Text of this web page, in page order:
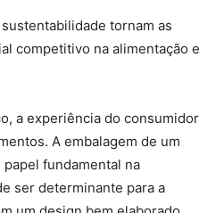
tornam as
competitivo na alimentação e
a experiência do consumidor
A embalagem de um
fundamental na
ser determinante para a